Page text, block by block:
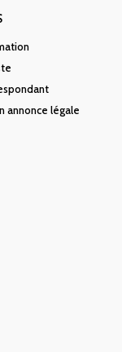
annonce légale